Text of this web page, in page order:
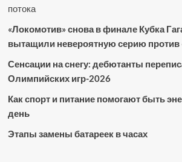
потока
«Локомотив» снова в финале Кубка
вытащили невероятную серию против
Сенсации на снегу: дебютанты
Олимпийских игр-2026
Как спорт и питание помогают быть
день
Этапы замены батареек в часах